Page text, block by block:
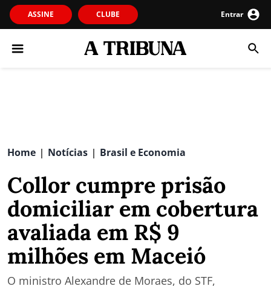
ASSINE CLUBE Entrar
Home | Notícias | Brasil e Economia
Collor cumpre prisão
domiciliar em cobertura
avaliada em R$ 9
milhões em Maceió
O ministro Alexandre de Moraes, do STF,